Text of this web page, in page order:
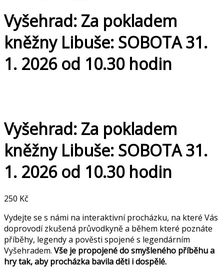
Vyšehrad: Za pokladem
kněžny Libuše: SOBOTA 31.
1. 2026 od 10.30 hodin
Vyšehrad: Za pokladem
kněžny Libuše: SOBOTA 31.
1. 2026 od 10.30 hodin
250 Kč
Vydejte se s námi na interaktivní procházku, na které Vás
doprovodí zkušená průvodkyně a během které poznáte
příběhy, legendy a pověsti spojené s legendárním
Vyšehradem. Vše je propojené do smyšleného příběhu a
hry tak, aby procházka bavila děti i dospělé.